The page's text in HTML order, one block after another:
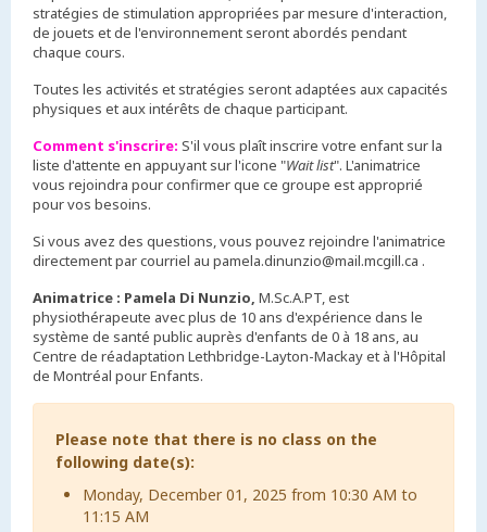
stratégies de stimulation appropriées par mesure d'interaction,
de jouets et de l'environnement seront abordés pendant
chaque cours.
Toutes les activités et stratégies seront adaptées aux capacités
physiques et aux intérêts de chaque participant.
Comment s'inscrire: S'il vous plaît inscrire votre enfant sur la
liste d'attente en appuyant sur l'icone "Wait list". L'animatrice
vous rejoindra pour confirmer que ce groupe est approprié
pour vos besoins.
Si vous avez des questions, vous pouvez rejoindre l'animatrice
directement par courriel au pamela.dinunzio@mail.mcgill.ca .
Animatrice : Pamela Di Nunzio, M.Sc.A.PT, est
physiothérapeute avec plus de 10 ans d'expérience dans le
système de santé public auprès d'enfants de 0 à 18 ans, au
Centre de réadaptation Lethbridge-Layton-Mackay et à l'Hôpital
de Montréal pour Enfants.
Please note that there is no class on the
following date(s):
Monday, December 01, 2025 from 10:30 AM to
11:15 AM